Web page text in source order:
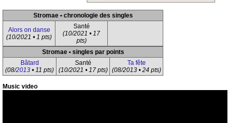
Stromae • chronologie des singles
Alors on danse
(10/2021 • 1 pts)
Santé
(10/2021 • 17
pts)
Stromae • singles par points
Bâtard
(08/2013 • 11 pts)
Santé
(10/2021 • 17 pts)
Ta fête
(08/2013 • 24 pts)
Music video